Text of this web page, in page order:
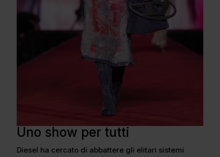
Uno show per tutti
Diesel ha cercato di abbattere gli elitari sistemi